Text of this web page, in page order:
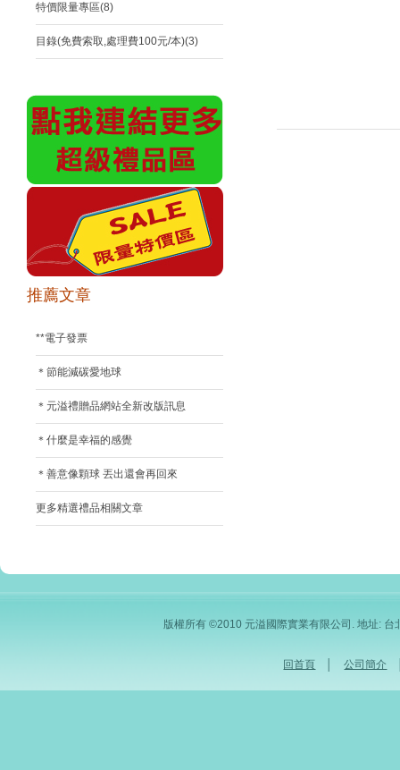
特價限量專區(8)
目錄(免費索取,處理費100元/本)(3)
推薦文章
**電子發票
＊節能減碳愛地球
＊元溢禮贈品網站全新改版訊息
＊什麼是幸福的感覺
＊善意像顆球 丟出還會再回來
更多精選禮品相關文章
版權所有 ©2010 元溢國際實業有限公司. 地址:
回首頁 │公司簡介